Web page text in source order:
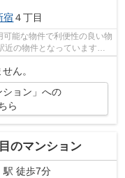
宿４丁目
能な物件で利便性の良い物
近の物件となっています。
ん。
ション」への
ら
のマンション
駅 徒歩7分